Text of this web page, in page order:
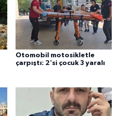
Otomobil motosikletle
çarpıştı: 2'si çocuk 3 yaralı